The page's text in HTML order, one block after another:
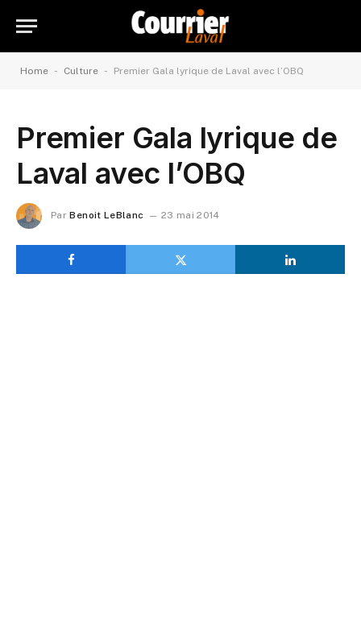
Home - Culture - Premier Gala lyrique de Laval avec l’OBQ
Premier Gala lyrique de
Laval avec l’OBQ
Par Benoit LeBlanc 23 mai 2014